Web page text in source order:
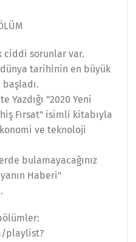
ciddi sorunlar var.
tarihinin en büyük
Yazdığı "2020 Yeni
Fırsat" isimli kitabıyla
ve teknoloji
bulamayacağınız
Haberi"
playlist?